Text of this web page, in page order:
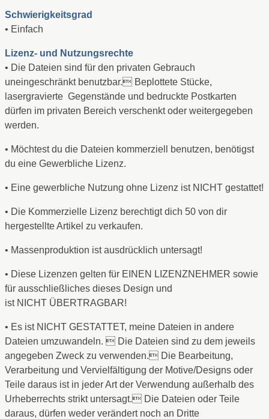
Schwierigkeitsgrad
• Einfach
Lizenz- und Nutzungsrechte
• Die Dateien sind für den privaten Gebrauch
uneingeschränkt benutzbar. Beplottete Stücke,
lasergravierte Gegenstände und bedruckte Postkarten
dürfen im privaten Bereich verschenkt oder weitergegeben
werden.
• Möchtest du die Dateien kommerziell benutzen, benötigst
du eine Gewerbliche Lizenz.
• Eine gewerbliche Nutzung ohne Lizenz ist NICHT gestattet!
• Die Kommerzielle Lizenz berechtigt dich 50 von dir
hergestellte Artikel zu verkaufen.
• Massenproduktion ist ausdrücklich untersagt!
• Diese Lizenzen gelten für EINEN LIZENZNEHMER sowie
für ausschließliches dieses Design und
ist NICHT ÜBERTRAGBAR!
• Es ist NICHT GESTATTET, meine Dateien in andere
Dateien umzuwandeln.  Die Dateien sind zu dem jeweils
angegeben Zweck zu verwenden. Die Bearbeitung,
Verarbeitung und Vervielfältigung der Motive/Designs oder
Teile daraus ist in jeder Art der Verwendung außerhalb des
Urheberrechts strikt untersagt. Die Dateien oder Teile
daraus, dürfen weder verändert noch an Dritte